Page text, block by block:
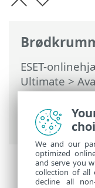
ESET-
Ultimate>
Beskyttelse>
liste over
We and our
optimized
and serve you
collection of all
decline all